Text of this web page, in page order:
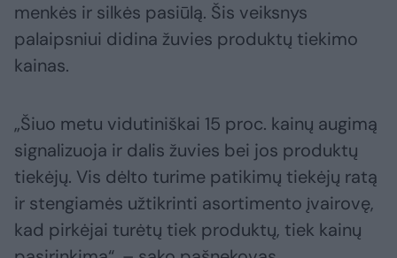
menkės ir silkės pasiūlą. Šis veiksnys
palaipsniui didina žuvies produktų tiekimo
kainas.
„Šiuo metu vidutiniškai 15 proc. kainų augimą
signalizuoja ir dalis žuvies bei jos produktų
tiekėjų. Vis dėlto turime patikimų tiekėjų ratą
ir stengiamės užtikrinti asortimento įvairovę,
kad pirkėjai turėtų tiek produktų, tiek kainų